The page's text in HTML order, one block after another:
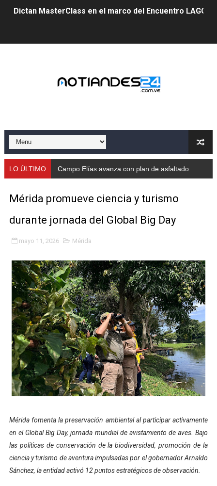
Dictan MasterClass en el marco del Encuentro LAGO
Gobernador Arnaldo Sánchez apadrina a más de 993
Mérida fortalece su reserva deportiva de cara a
Gobernación de Mérida instalará mesa de trabajo con
Fundecem ofrece taller de bordado en punto de cruz
Gobierno bolivariano avanza en la transformación del
Hospital universitario muestra sus avances en visita
Instituto Nacional de Nutrición celebra Semana
Gobernación de Mérida fortalece el desarrollo
Corposalud inició talleres para aspirantes al curso de
Fortalecen formación académica de médicos en
Fortaleciendo la economía comunal en El Vigía con
Fundecem inició con éxito el taller vacacional de
El Lactario del Iahula celebra la Semana Mundial de la
Plan Vacacional "Venezuela Ríe 2026" brinda
LO ÚLTIMO Campo Elías avanza con plan de asfaltado
Mérida promueve ciencia y turismo
durante jornada del Global Big Day
mayo 11, 2026 Mérida
Mérida fomenta la preservación ambiental al participar activamente
en el Global Big Day, jornada mundial de avistamiento de aves. Bajo
las políticas de conservación de la biodiversidad, promoción de la
ciencia y turismo de aventura impulsadas por el gobernador Arnaldo
Sánchez, la entidad activó 12 puntos estratégicos de observación.